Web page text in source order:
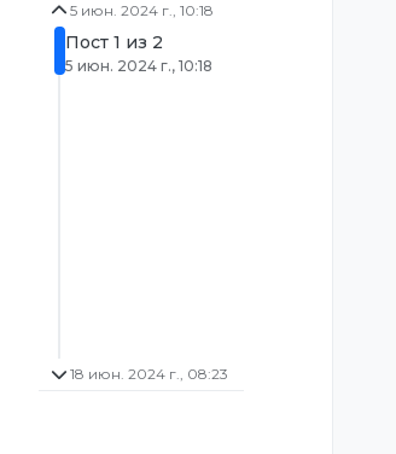
5 июн. 2024 г., 10:18
Пост 1 из 2
5 июн. 2024 г., 10:18
18 июн. 2024 г., 08:23